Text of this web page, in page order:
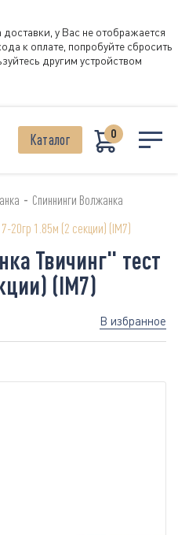
у Вас не отображается
к оплате, попробуйте сбросить
другим устройством
Каталог 0
- Спиннинги Волжанка
20гр 1.85м (2 секции) (IM7)
Твичинг" тест
(IM7)
В избранное